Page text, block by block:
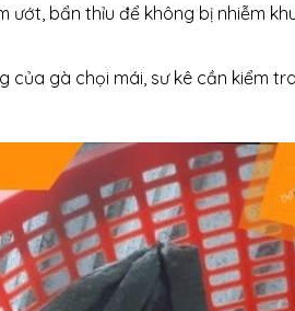
ướt, bẩn thỉu để không bị nhiễm
của gà chọi mái, sư kê cần kiểm